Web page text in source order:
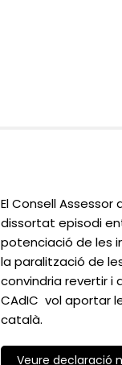
El Consell
dissortat episodi
potenciació de les
la paralització de
convindria revertir i
CAdIC vol aportar
català.
Veure declaració